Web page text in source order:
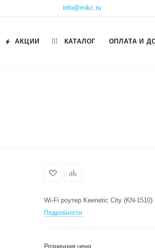
info@mikc.ru
АКЦИИ КАТАЛОГ ОПЛАТА И
Wi-Fi роутер Keenetic City (KN-1510)
Подробности
Розничная цена